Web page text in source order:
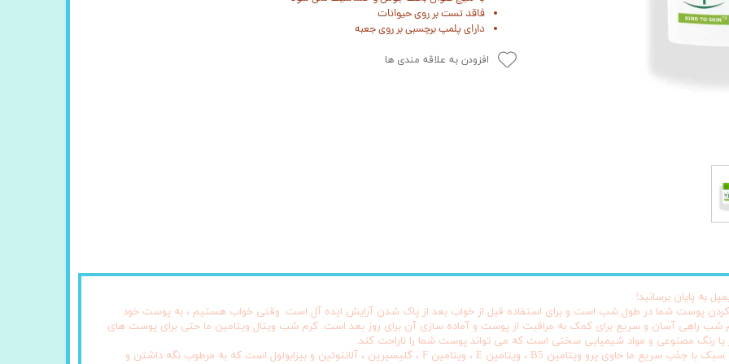
فاقد تست بر روی حیوانات
دارای پلمپ برچسبی بر روی جعبه
افزودن به علاقه مندی ها
به پایان برسانید!
پر کردن پوست شما در طول شب است و برای استفاده قبل از خواب بعد از پاک شدن آرایش ایده آل است. وقتی خواب هستیم ، به پوست خود
شب راهی آسان و سریع برای کمک به مراقبت از پوست و آماده سازی آن برای روز بعد است. کرم شب ویتال ویتامین ما حتی برای پوست های
رنگ مصنوعی و مواد شیمیایی سختی است که می تواند پوست شما را ناراحت کند.
کرم شب ویتال ویتامین با ترکیب ویژه خاص مرطوب کننده و سبک با جذب سریع ما حاوی پرو ویتامین B5 ، ویتامین E ، ویتامین F ، گلیسیرین ، آلانتوئین و بیزابولول است که به مرطوب نگه داشتن و